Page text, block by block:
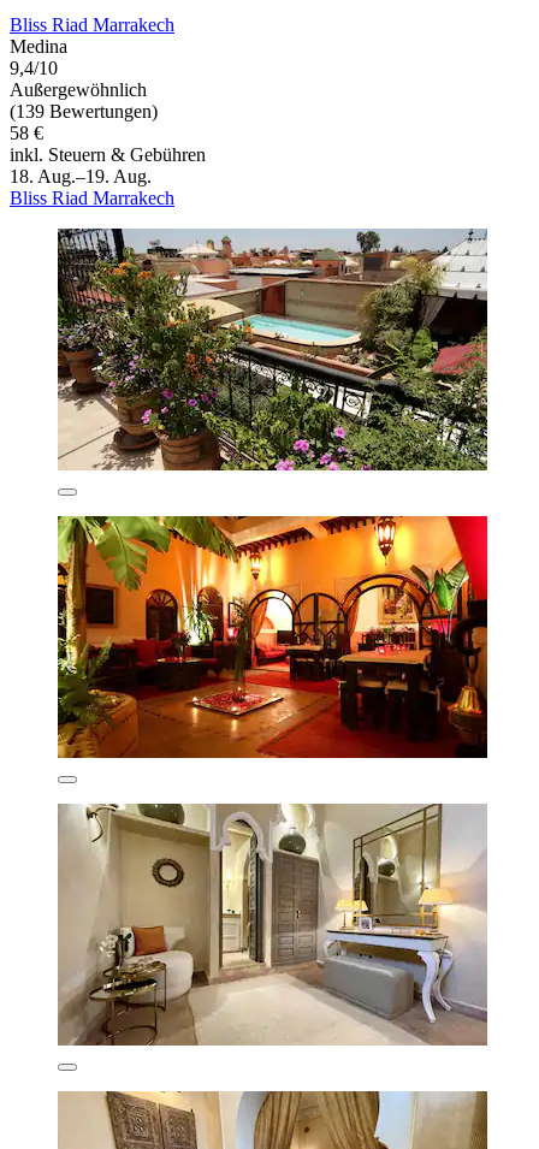
Bliss Riad Marrakech
Medina
9,4/10
Außergewöhnlich
(139 Bewertungen)
58 €
inkl. Steuern & Gebühren
18. Aug.–19. Aug.
Bliss Riad Marrakech